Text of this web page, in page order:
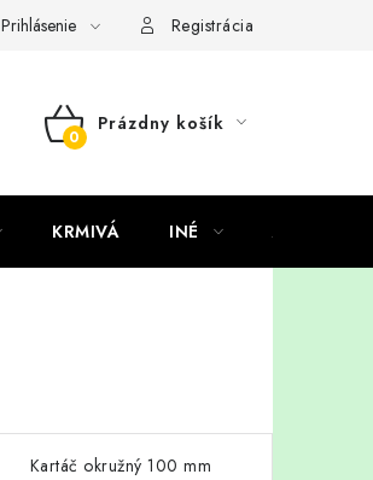
Prihlásenie Registrácia
NÁKUPNÝ
KOŠÍK
Prázdny košík
KRMIVÁ INÉ
Kartáč okružný 100 mm